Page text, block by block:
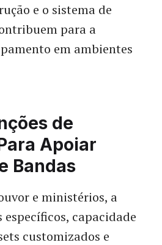
e o sistema de
para a
em ambientes
de
Apoiar
Bandas
e ministérios, a
capacidade
customizados e